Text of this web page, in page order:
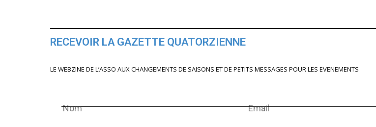
RECEVOIR LA GAZETTE QUATORZIENNE
LE WEBZINE DE L’ASSO AUX CHANGEMENTS DE SAISONS ET DE PETITS MESSAGES POUR LES EVENEMENTS